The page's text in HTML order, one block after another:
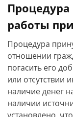
работы
Процедура
отношении
погасить его
или отсутствии
наличие денег
наличии